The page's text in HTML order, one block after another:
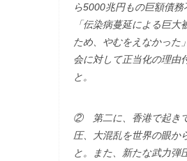
ら5000兆円もの巨額債務
「伝染病蔓延による巨大
ため、やむをえなかった
会に対して正当化の理由
と。
② 第二に、香港で起き
圧、大混乱を世界の眼か
と。また、新たな武力弾